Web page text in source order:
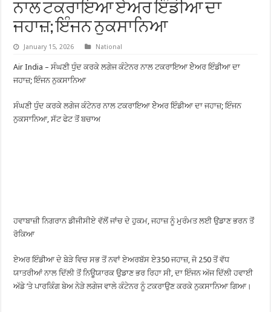
ਨਾਲ ਟਕਰਾਇਆ ਏੇਅਰ ਇੰਡੀਆ ਦਾ
ਜਹਾਜ਼; ਇੰਜਨ ਨੁਕਸਾਨਿਆ
January 15, 2026 National
Air India – ਸੰਘਣੀ ਧੁੰਦ ਕਰਕੇ ਲਗੇਜ ਕੰਟੇਨਰ ਨਾਲ ਟਕਰਾਇਆ ਏੇਅਰ ਇੰਡੀਆ ਦਾ
ਜਹਾਜ਼; ਇੰਜਨ ਨੁਕਸਾਨਿਆ
ਸੰਘਣੀ ਧੁੰਦ ਕਰਕੇ ਲਗੇਜ ਕੰਟੇਨਰ ਨਾਲ ਟਕਰਾਇਆ ਏੇਅਰ ਇੰਡੀਆ ਦਾ ਜਹਾਜ਼; ਇੰਜਨ
ਨੁਕਸਾਨਿਆ, ਸੱਟ ਫੇਟ ਤੋਂ ਬਚਾਅ
ਹਵਾਬਾਜ਼ੀ ਨਿਗਰਾਨ ਡੀਜੀਸੀਏ ਵੱਲੋਂ ਜਾਂਚ ਦੇ ਹੁਕਮ, ਜਹਾਜ਼ ਨੂੰ ਮੁਰੰਮਤ ਲਈ ਉਡਾਣ ਭਰਨ ਤੋਂ
ਰੋਕਿਆ
ਏਅਰ ਇੰਡੀਆ ਦੇ ਬੇੜੇ ਵਿਚ ਸਭ ਤੋਂ ਨਵਾਂ ਏਅਰਬੱਸ ਏ350 ਜਹਾਜ਼, ਜੋ 250 ਤੋਂ ਵੱਧ
ਯਾਤਰੀਆਂ ਨਾਲ ਦਿੱਲੀ ਤੋਂ ਨਿਊਯਾਰਕ ਉਡਾਣ ਭਰ ਰਿਹਾ ਸੀ, ਦਾ ਇੰਜਨ ਅੱਜ ਦਿੱਲੀ ਹਵਾਈ
ਅੱਡੇ ’ਤੇ ਪਾਰਕਿੰਗ ਬੇਅ ਨੇੜੇ ਲਗੇਜ ਵਾਲੇ ਕੰਟੇਨਰ ਨੂੰ ਟਕਰਾਉਣ ਕਰਕੇ ਨੁਕਸਾਨਿਆ ਗਿਆ।